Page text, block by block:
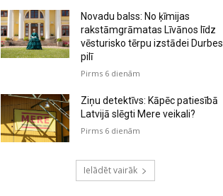
Novadu balss: No ķīmijas
rakstāmgrāmatas Līvānos līdz
vēsturisko tērpu izstādei Durbes
pilī
Pirms 6 dienām
Ziņu detektīvs: Kāpēc patiesībā
Latvijā slēgti Mere veikali?
Pirms 6 dienām
Ielādēt vairāk